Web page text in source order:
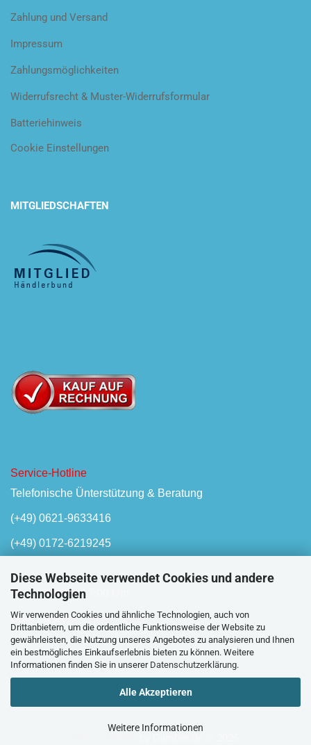
Diese Webseite verwendet Cookies und andere
Technologien
Wir verwenden Cookies und ähnliche Technologien, auch von
Drittanbietern, um die ordentliche Funktionsweise der Website zu
gewährleisten, die Nutzung unseres Angebotes zu analysieren und Ihnen
ein bestmögliches Einkaufserlebnis bieten zu können. Weitere
Informationen finden Sie in unserer Datenschutzerklärung.
Alle Akzeptieren
Weitere Informationen
Zahlung und Versand
Impressum
Zahlungsmöglichkeiten
Widerrufsrecht & Muster-Widerrufsformular
Batteriehinweis
Cookie Einstellungen
MITGLIEDSCHAFTEN
Service-Hotline
Telefonische Ünterstützung & Beratung
(+49) 0621-9633416
(+49) 0172-6219245
Mo-Fr, 08:00 - 17:00 Uhr
Oder unserKontaktformular